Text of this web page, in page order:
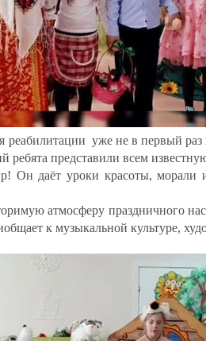
реабилитации уже не в первый
ребята представили всем
даёт уроки красоты, морали и
атмосферу праздничного
к музыкальной культуре,